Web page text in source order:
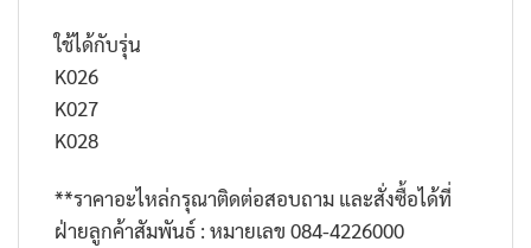
ใช้ได้กับรุ่น
K026
K027
K028
**ราคาอะไหล่กรุณาติดต่อสอบถาม และสั่งซื้อได้ที่
ฝ่ายลูกค้าสัมพันธ์ : หมายเลข 084-4226000